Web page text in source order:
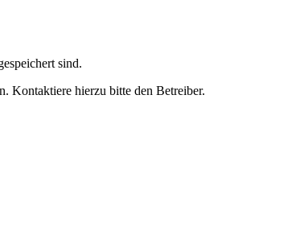
sind.
Kontaktiere hierzu bitte den Betreiber.